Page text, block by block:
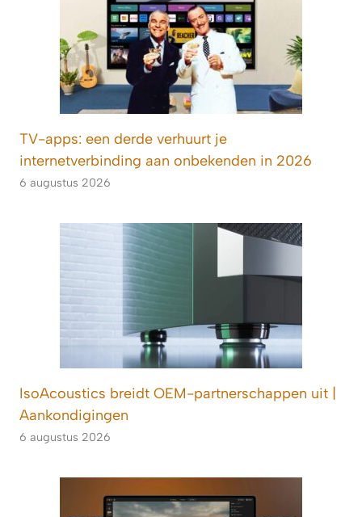
TV-apps: een derde verhuurt je
internetverbinding aan onbekenden in 2026
6 augustus 2026
IsoAcoustics breidt OEM-partnerschappen uit |
Aankondigingen
6 augustus 2026